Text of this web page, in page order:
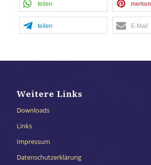
teilen merken
teilen E-Mail
Weitere Links
Downloads
Links
Impressum
Datenschutzerklärung